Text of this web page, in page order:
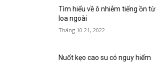
Tìm hiểu về ô nhiễm tiếng ồn từ
loa ngoài
Tháng 10 21, 2022
Nuốt kẹo cao su có nguy hiểm